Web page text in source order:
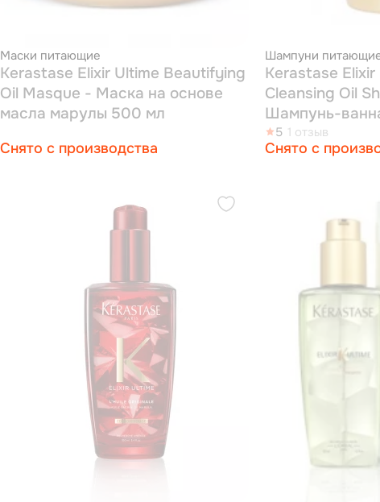
Маски питающие
Kerastase Elixir Ultime Beautifying
Oil Masque - Маска на основе
масла марулы 500 мл
Снято с производства
Шампуни
Kerastase
Cleansing Oil
Шампунь-
масла марулы
5 1 отзыв
Снято с